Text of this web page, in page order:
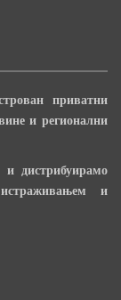
приватни
и регионални
дистрибуирамо
и